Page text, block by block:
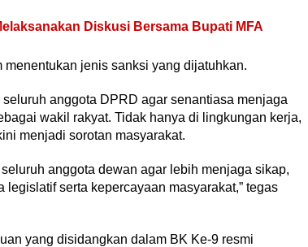
Diskusi Bersama Bupati MFA
jenis sanksi yang dijatuhkan.
anggota DPRD agar senantiasa menjaga
wakil rakyat. Tidak hanya di lingkungan kerja,
menjadi sorotan masyarakat.
anggota dewan agar lebih menjaga sikap,
serta kepercayaan masyarakat,” tegas
yang disidangkan dalam BK Ke-9 resmi